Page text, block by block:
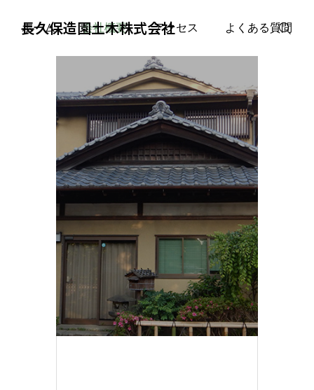
長久保造園土木株式会社
ホーム 会社概要 アクセス よくある質問